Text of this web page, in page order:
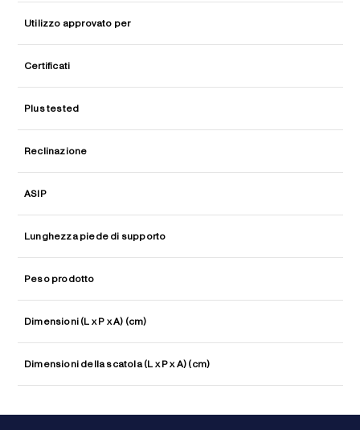
Utilizzo approvato per
Certificati
Plus tested
Reclinazione
ASIP
Lunghezza piede di supporto
Peso prodotto
Dimensioni (L x P x A) (cm)
Dimensioni della scatola (L x P x A) (cm)